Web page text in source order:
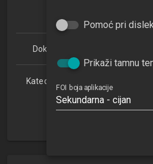
Doktorski studij Informacijske
Katedra za teorijske i
znanosti
NN
Pomoć pri
Prikaži tamnu
FOI boja aplikacije
Sekundarna - cijan